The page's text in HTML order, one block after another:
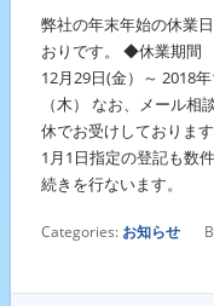
弊社の年末年始の休業
おりです。 ◆休業期間
12月29日(金）～ 2018
（木） なお、メール相
休でお受けしております
1月1日指定の登記も数
続きを行ないます。
Categories: お知らせ